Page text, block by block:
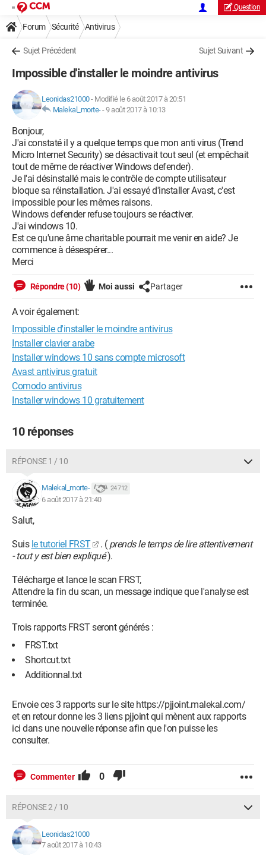
Question
Forum Sécurité Antivirus
Sujet Précédent Sujet Suivant
Impossible d'installer le moindre antivirus
Leonidas21000- Modifié le 6 août 2017 à 20:51
Malekal_morte--9 août 2017 à 10:13
Bonjour,
J'ai constaté il y a quelque temps que mon anti virus (Trend
Micro Internet Security) se désactivait tout seul (et empêchait
tout de même de réactiver Windows defender).
Je l'ai désinstallé mais le contrôle de compte utilisateur
bloque sa réinstallation. J'ai essayé d'installer Avast, c'est
impossible pour les mêmes raisons.
Windows defender refuse toujours se réactiver.
J'ai windows 10.
Est ce qu'une âme charitable pourrait me venir en aide? Je
commence à désespérer...
Merci
Répondre (10) Moi aussi Partager
A voir également:
Impossible d'installer le moindre antivirus
Installer clavier arabe
Installer windows 10 sans compte microsoft
Avast antivirus gratuit
Comodo antivirus
Installer windows 10 gratuitement
10 réponses
RÉPONSE 1 / 10
Malekal_morte- 24 712
6 août 2017 à 21:40
Salut,
Suis le tutoriel FRST . ( prends le temps de lire attentivement
- tout y est bien expliqué).
Télécharge et lance le scan FRST,
Attendre la fin du scan, un message indique que l'analyse est
terminée.
Trois rapports FRST seront générés :
FRST.txt
Shortcut.txt
Additionnal.txt
Envoie ces 3 rapports sur le site https://pjjoint.malekal.com/
et en retour donne les 3 liens pjjoint qui mènent aux rapports
ici dans une nouvelle réponse afin que l'on puisse les
consulter.
Commenter 0
RÉPONSE 2 / 10
Leonidas21000
7 août 2017 à 10:43